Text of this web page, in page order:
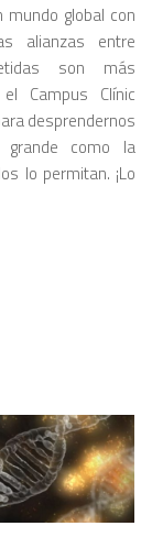
mundo global con
alianzas entre
son más
Campus Clínic
desprendernos
como la
lo permitan. ¡Lo